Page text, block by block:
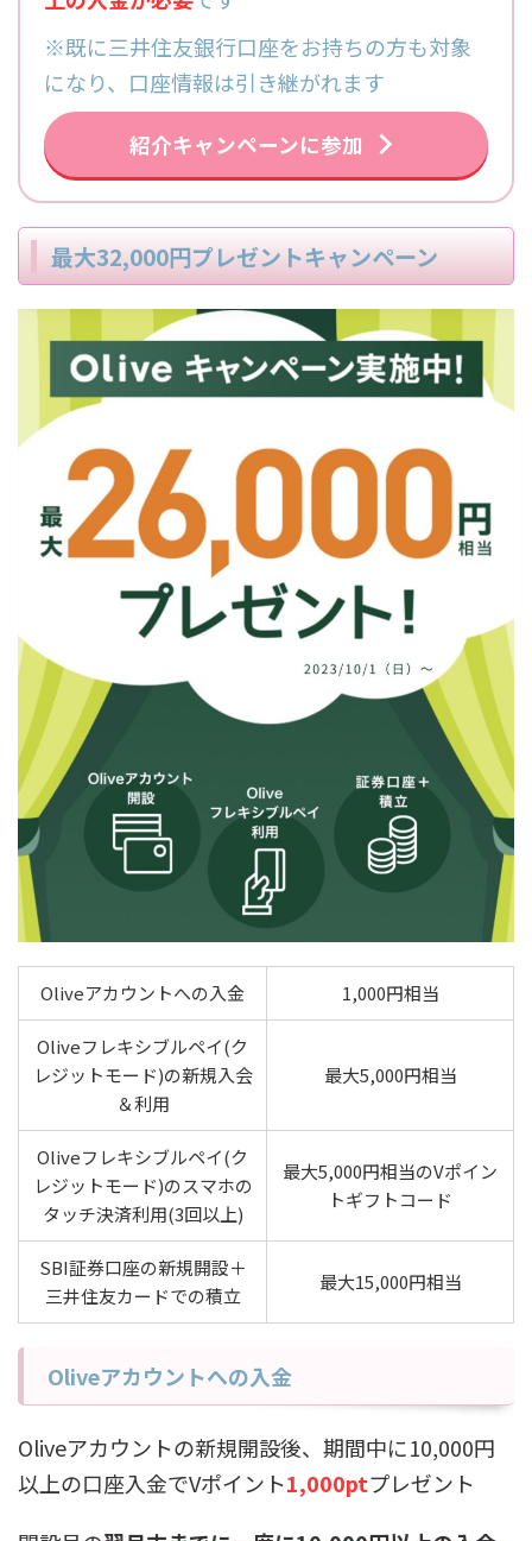
※既に三井住友銀行口座をお持ちの方も対象
になり、口座情報は引き継がれます
紹介キャンペーンに参加
最大32,000円プレゼントキャンペーン
Oliveアカウントへの入金 1,000円相当
Oliveフレキシブルペイ(ク
レジットモード)の新規入会
＆利用
最大5,000円相当
Oliveフレキシブルペイ(ク
レジットモード)のスマホの
タッチ決済利用(3回以上)
最大5,000円相当のVポイン
トギフトコード
SBI証券口座の新規開設＋
三井住友カードでの積立
最大15,000円相当
Oliveアカウントへの入金
Oliveアカウントの新規開設後、期間中に10,000円
以上の口座入金でVポイント1,000ptプレゼント